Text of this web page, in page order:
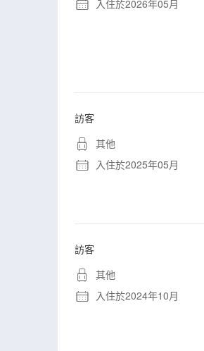
入住於2026年05月
訪客
其他
入住於2025年05月
訪客
其他
入住於2024年10月